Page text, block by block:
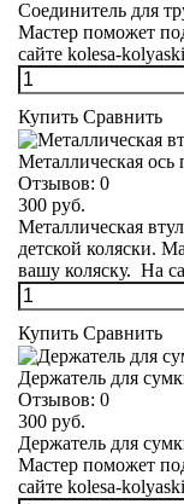
Соединитель для
Мастер поможет
сайте kolesa-
Купить Сравнить
Металлическая ось
Отзывов: 0
300 руб.
Металлическая
детской коляски.
вашу коляску. На
Купить Сравнить
Держатель для
Отзывов: 0
300 руб.
Держатель для
Мастер поможет
сайте kolesa-